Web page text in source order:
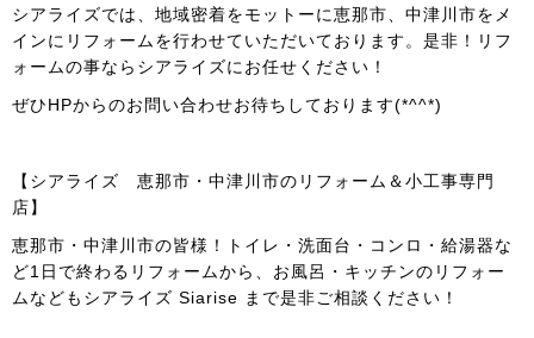
シアライズでは、地域密着をモットーに恵那市、中津川市をメ
インにリフォームを行わせていただいております。是非！リフ
ォームの事ならシアライズにお任せください！
ぜひHPからのお問い合わせお待ちしております(*^^*)
【シアライズ 恵那市・中津川市のリフォーム＆小工事専門
店】
恵那市・中津川市の皆様！トイレ・洗面台・コンロ・給湯器な
ど1日で終わるリフォームから、お風呂・キッチンのリフォー
ムなどもシアライズ Siarise まで是非ご相談ください！